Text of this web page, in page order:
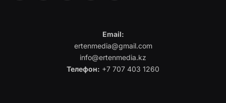
Email:
ertenmedia@gmail.com
info@ertenmedia.kz
Телефон: +7 707 403 1260